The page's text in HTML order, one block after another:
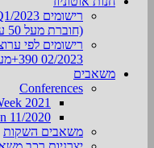
(חוברת מעל 50 עמודים) – 450 ש׳ + מע״מ
02/2023 390+מע״מ
משאבים
Conferences
2021
11/2020
משאבים השקות